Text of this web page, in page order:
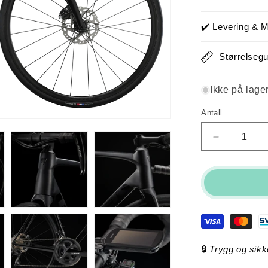
✔️ Levering &
Ikke på lager
Antall
Antall
antallet
for
5
(Trek
🔒 Trygg og